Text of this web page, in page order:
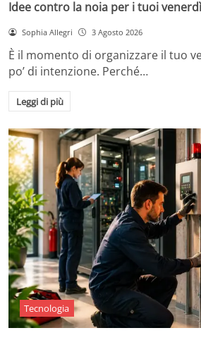
Idee contro la noia per i tuoi
Sophia Allegri 3 Agosto 2026
È il momento di organizzare il tuo
po’ di intenzione. Perché…
Leggi di più
Tecnologia